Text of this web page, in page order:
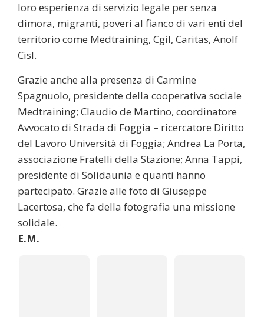
loro esperienza di servizio legale per senza
dimora, migranti, poveri al fianco di vari enti del
territorio come Medtraining, Cgil, Caritas, Anolf
Cisl.
Grazie anche alla presenza di Carmine
Spagnuolo, presidente della cooperativa sociale
Medtraining; Claudio de Martino, coordinatore
Avvocato di Strada di Foggia – ricercatore Diritto
del Lavoro Università di Foggia; Andrea La Porta,
associazione Fratelli della Stazione; Anna Tappi,
presidente di Solidaunia e quanti hanno
partecipato. Grazie alle foto di Giuseppe
Lacertosa, che fa della fotografia una missione
solidale.
E.M.